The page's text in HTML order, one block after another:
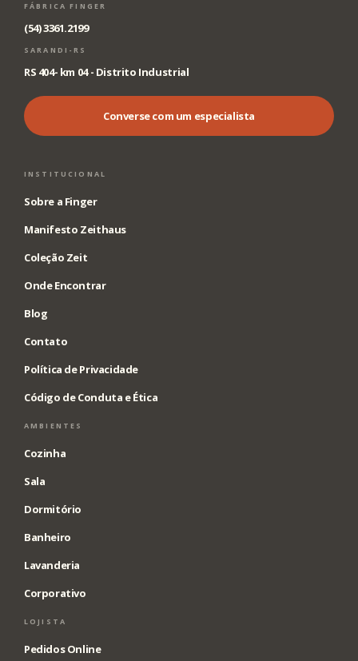
FÁBRICA FINGER
(54) 3361.2199
SARANDI-RS
RS 404- km 04 - Distrito Industrial
Converse com um especialista
INSTITUCIONAL
Sobre a Finger
Manifesto Zeithaus
Coleção Zeit
Onde Encontrar
Blog
Contato
Política de Privacidade
Código de Conduta e Ética
AMBIENTES
Cozinha
Sala
Dormitório
Banheiro
Lavanderia
Corporativo
LOJISTA
Pedidos Online